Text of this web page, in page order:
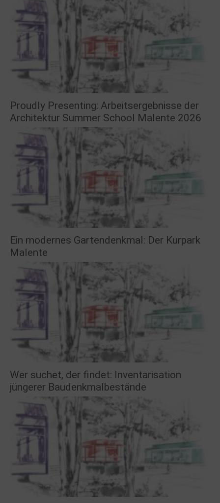
Proudly Presenting: Arbeitsergebnisse der
Architektur Summer School Malente 2026
Ein modernes Gartendenkmal: Der Kurpark
Malente
Wer suchet, der findet: Inventarisation
jüngerer Baudenkmalbestände